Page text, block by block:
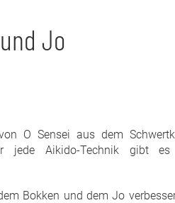
Jo
O Sensei aus dem
jede Aikido-Technik gibt
Bokken und dem Jo